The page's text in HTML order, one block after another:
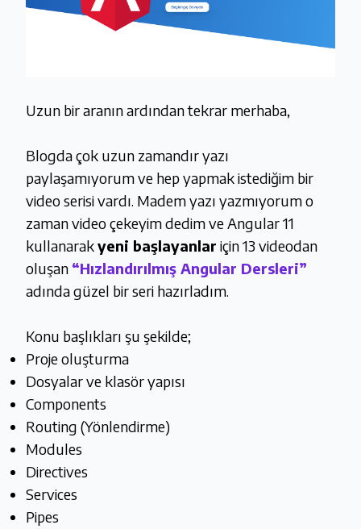
Uzun bir aranın ardından tekrar merhaba,
Blogda çok uzun zamandır yazı
paylaşamıyorum ve hep yapmak istediğim bir
video serisi vardı. Madem yazı yazmıyorum o
zaman video çekeyim dedim ve Angular 11
kullanarakyeni başlayanlar için 13 videodan
oluşan “Hızlandırılmış Angular Dersleri”
adında güzel bir seri hazırladım.
Konu başlıkları şu şekilde;
Proje oluşturma
Dosyalar ve klasör yapısı
Components
Routing (Yönlendirme)
Modules
Directives
Services
Pipes